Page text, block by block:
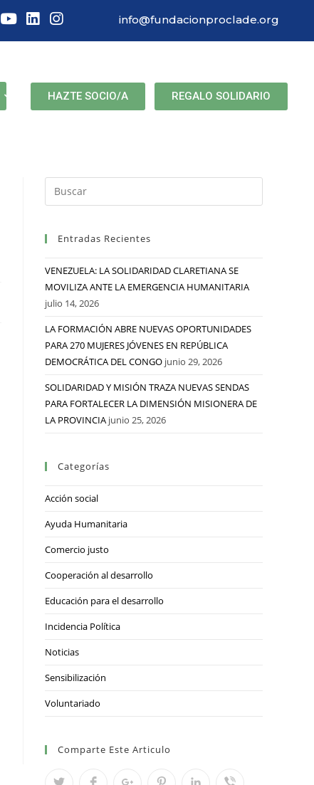
info@fundacionproclade.org
HAZTE SOCIO/A REGALO SOLIDARIO
Entradas Recientes
VENEZUELA: LA SOLIDARIDAD CLARETIANA SE
MOVILIZA ANTE LA EMERGENCIA HUMANITARIA
julio 14, 2026
LA FORMACIÓN ABRE NUEVAS OPORTUNIDADES
PARA 270 MUJERES JÓVENES EN REPÚBLICA
DEMOCRÁTICA DEL CONGO junio 29, 2026
SOLIDARIDAD Y MISIÓN TRAZA NUEVAS SENDAS
PARA FORTALECER LA DIMENSIÓN MISIONERA DE
LA PROVINCIA junio 25, 2026
Categorías
Acción social
Ayuda Humanitaria
Comercio justo
Cooperación al desarrollo
Educación para el desarrollo
Incidencia Política
Noticias
Sensibilización
Voluntariado
Comparte Este Articulo